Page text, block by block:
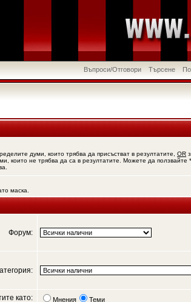
Въпроси/Отговори Търсене
думи, които трябва да присъстват в резултатите, OR
които не трябва да са в резултатите. Можете да
маска.
Форум:
като: Мнения Теми